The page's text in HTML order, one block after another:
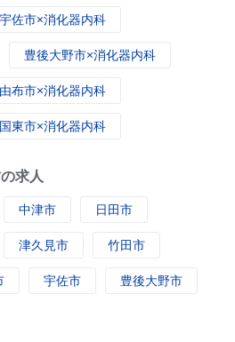
宇佐市×消化器内科
豊後大野市×消化器内科
由布市×消化器内科
国東市×消化器内科
求人
中津市 日田市
津久見市 竹田市
宇佐市 豊後大野市